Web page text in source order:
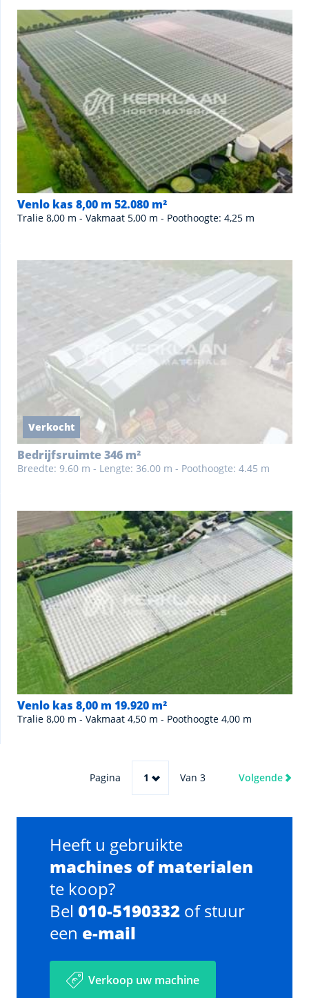
Venlo kas 8,00 m 52.080 m²
Tralie 8,00 m - Vakmaat 5,00 m - Poothoogte: 4,25 m
Verkocht
Bedrijfsruimte 346 m²
Breedte: 9.60 m - Lengte: 36.00 m - Poothoogte: 4.45 m
Venlo kas 8,00 m 19.920 m²
Tralie 8,00 m - Vakmaat 4,50 m - Poothoogte 4,00 m
Pagina 1 Van 3 Volgende
Heeft u gebruikte
machines of materialen
te koop?
Bel 010-5190332 of stuur
een e-mail
Verkoop uw machine